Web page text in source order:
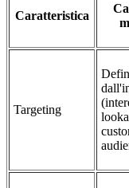
Caratteristica
Targeting